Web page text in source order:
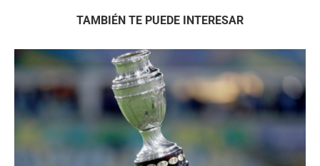
TAMBIÉN TE PUEDE INTERESAR